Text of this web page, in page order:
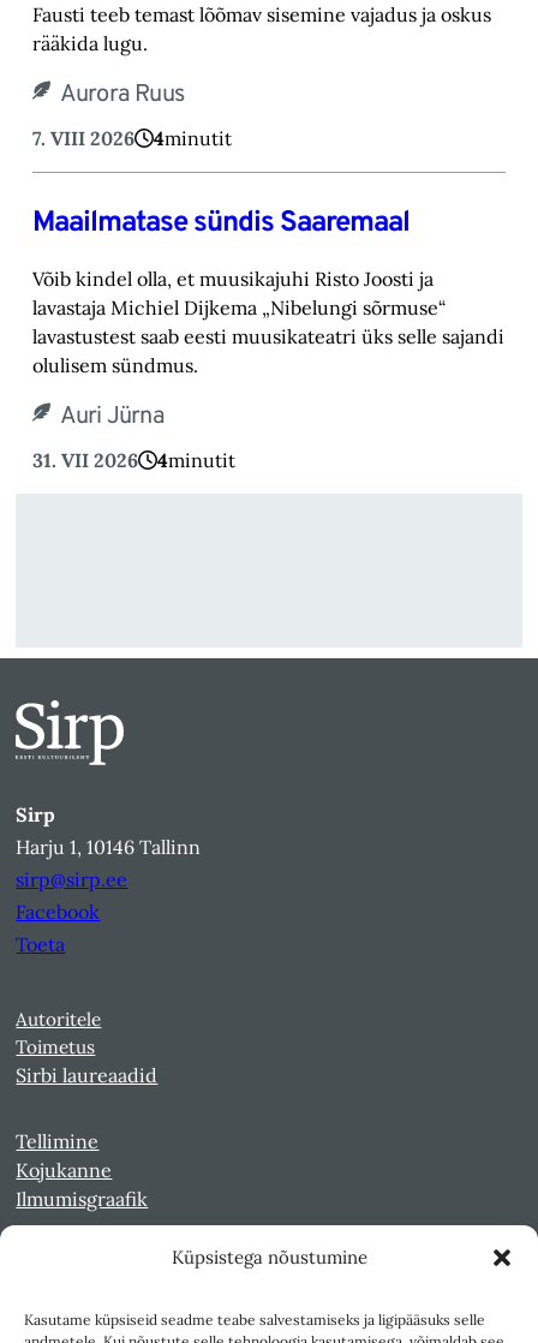
Küpsistega nõustumine
Kasutame küpsiseid seadme teabe salvestamiseks ja ligipääsuks selle
Fausti teeb temast lõõmav sisemine vajadus ja oskus
rääkida lugu.‎
Aurora Ruus
7. VIII 2026 4minutit
Maailmatase sündis Saaremaal
Võib kindel olla, et muusikajuhi Risto Joosti ja
lavastaja Michiel Dijkema „Nibelungi sõrmuse“
lavastustest saab eesti muusikateatri üks selle sajandi
olulisem sündmus.
Auri Jürna
31. VII 2026 4minutit
Sirp
Harju 1, 10146 Tallinn
sirp@sirp.ee
Facebook
Toeta
Autoritele
Toimetus
Sirbi laureaadid
Tellimine
Kojukanne
Ilmumisgraafik
Kultuurileht 1994-1997